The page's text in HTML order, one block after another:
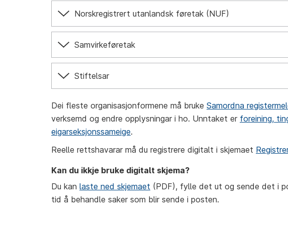
Norskregistrert utanlandsk føretak (NUF)
Samvirkeføretak
Stiftelsar
Dei fleste organisasjonformene må bruke Samordna
verksemd og endre opplysningar i ho. Unntaket er foreining,
eigarseksjonssameige.
Reelle rettshavarar må du registrere digitalt i skjemaet
Kan du ikkje bruke digitalt skjema?
Du kan laste ned skjemaet (PDF), fylle det ut og sende det i
tid å behandle saker som blir sende i posten.